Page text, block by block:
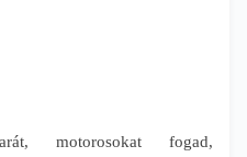
motorosokat fogad,